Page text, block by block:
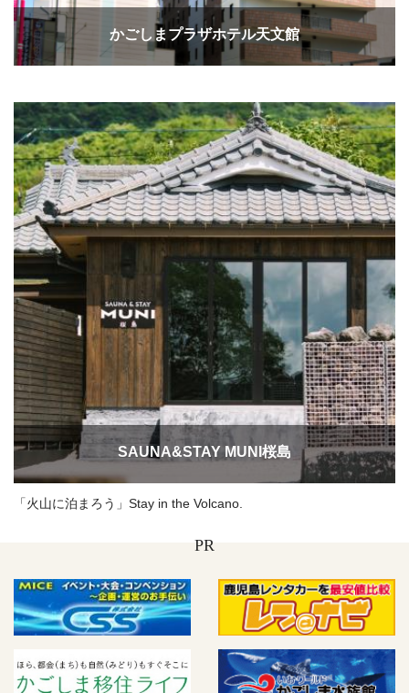
かごしまプラザホテル天文館
SAUNA&STAY MUNI桜島
「火山に泊まろう」Stay in the Volcano.
PR